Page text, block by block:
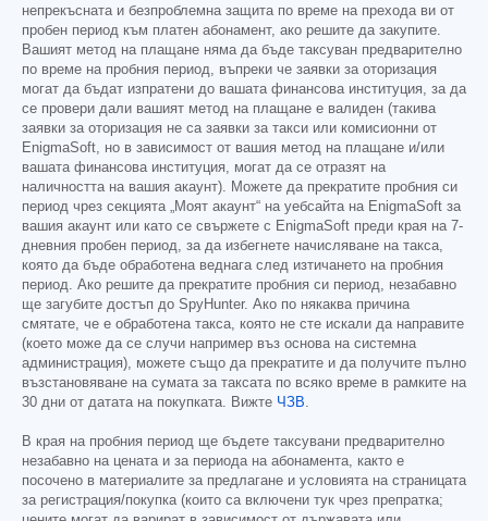
непрекъсната и безпроблемна защита по време на прехода ви от
пробен период към платен абонамент, ако решите да закупите.
Вашият метод на плащане няма да бъде таксуван предварително
по време на пробния период, въпреки че заявки за оторизация
могат да бъдат изпратени до вашата финансова институция, за да
се провери дали вашият метод на плащане е валиден (такива
заявки за оторизация не са заявки за такси или комисионни от
EnigmaSoft, но в зависимост от вашия метод на плащане и/или
вашата финансова институция, могат да се отразят на
наличността на вашия акаунт). Можете да прекратите пробния си
период чрез секцията „Моят акаунт“ на уебсайта на EnigmaSoft за
вашия акаунт или като се свържете с EnigmaSoft преди края на 7-
дневния пробен период, за да избегнете начисляване на такса,
която да бъде обработена веднага след изтичането на пробния
период. Ако решите да прекратите пробния си период, незабавно
ще загубите достъп до SpyHunter. Ако по някаква причина
смятате, че е обработена такса, която не сте искали да направите
(което може да се случи например въз основа на системна
администрация), можете също да прекратите и да получите пълно
възстановяване на сумата за таксата по всяко време в рамките на
30 дни от датата на покупката. Вижте ЧЗВ
В края на пробния период ще бъдете таксувани предварително
незабавно на цената и за периода на абонамента, както е
посочено в материалите за предлагане и условията на страницата
за регистрация/покупка (които са включени тук чрез препратка;